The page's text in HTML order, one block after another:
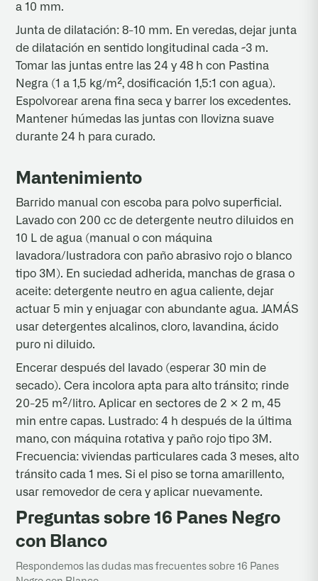
a 10 mm.
Junta de dilatación: 8-10 mm. En veredas, dejar junta
de dilatación en sentido longitudinal cada ~3 m.
Tomar las juntas entre las 24 y 48 h con Pastina
Negra (1 a 1,5 kg/m², dosificación 1,5:1 con agua).
Espolvorear arena fina seca y barrer los excedentes.
Mantener húmedas las juntas con llovizna suave
durante 24 h para curado.
Mantenimiento
Barrido manual con escoba para polvo superficial.
Lavado con 200 cc de detergente neutro diluidos en
10 L de agua (manual o con máquina
lavadora/lustradora con paño abrasivo rojo o blanco
tipo 3M). En suciedad adherida, manchas de grasa o
aceite: detergente neutro en agua caliente, dejar
actuar 5 min y enjuagar con abundante agua. JAMÁS
usar detergentes alcalinos, cloro, lavandina, ácido
puro ni diluido.
Encerar después del lavado (esperar 30 min de
secado). Cera incolora apta para alto tránsito; rinde
20-25 m²/litro. Aplicar en sectores de 2 × 2 m, 45
min entre capas. Lustrado: 4 h después de la última
mano, con máquina rotativa y paño rojo tipo 3M.
Frecuencia: viviendas particulares cada 3 meses, alto
tránsito cada 1 mes. Si el piso se torna amarillento,
usar removedor de cera y aplicar nuevamente.
Preguntas sobre 16 Panes Negro
con Blanco
Respondemos las dudas mas frecuentes sobre 16 Panes